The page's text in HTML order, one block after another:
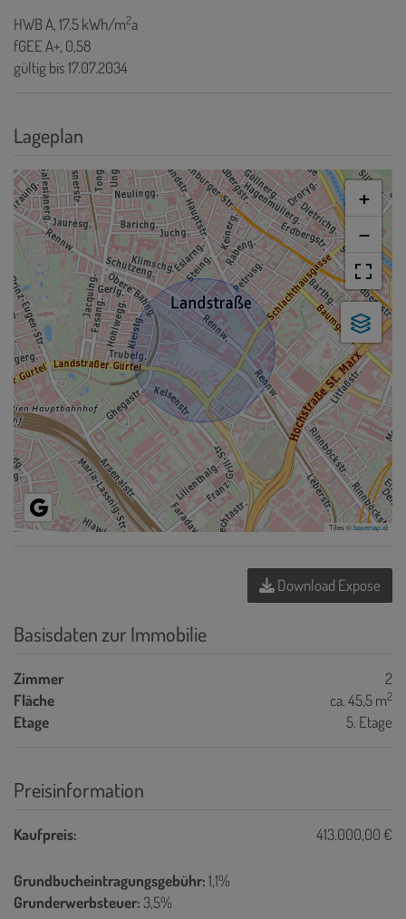
HWBA, 17.5 kWh/m2a
fGEEA+, 0,58
gültig bis17.07.2034
Lageplan
+
−
Tiles ©basemap.at
Download Expose
Basisdaten zur Immobilie
Zimmer
2
Fläche
ca. 45,5 m2
Etage 5. Etage
Preisinformation
Kaufpreis: 413.000,00 €
Grundbucheintragungsgebühr:1,1%
Grunderwerbsteuer:3,5%